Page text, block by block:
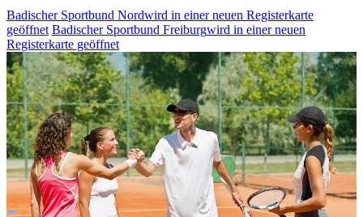
Badischer Sportbund Nordwird in einer neuen Registerkarte
geöffnet Badischer Sportbund Freiburgwird in einer neuen
Registerkarte geöffnet